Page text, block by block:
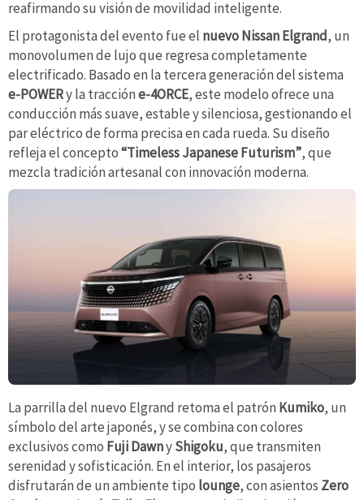
reafirmando su visión de movilidad inteligente.
El protagonista del evento fue el nuevo Nissan Elgrand, un
monovolumen de lujo que regresa completamente
electrificado. Basado en la tercera generación del sistema
e-POWERy la traccióne-4ORCE, este modelo ofrece una
conducción más suave, estable y silenciosa, gestionando el
par eléctrico de forma precisa en cada rueda. Su diseño
refleja el concepto“Timeless Japanese Futurism”, que
mezcla tradición artesanal con innovación moderna.
La parrilla del nuevo Elgrand retoma el patrón Kumiko, un
símbolo del arte japonés, y se combina con colores
exclusivos como Fuji DawnyShigoku, que transmiten
serenidad y sofisticación. En el interior, los pasajeros
disfrutarán de un ambiente tipo lounge, con asientos Zero